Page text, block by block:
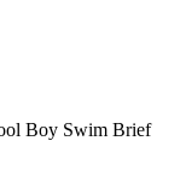
Boy Swim Brief